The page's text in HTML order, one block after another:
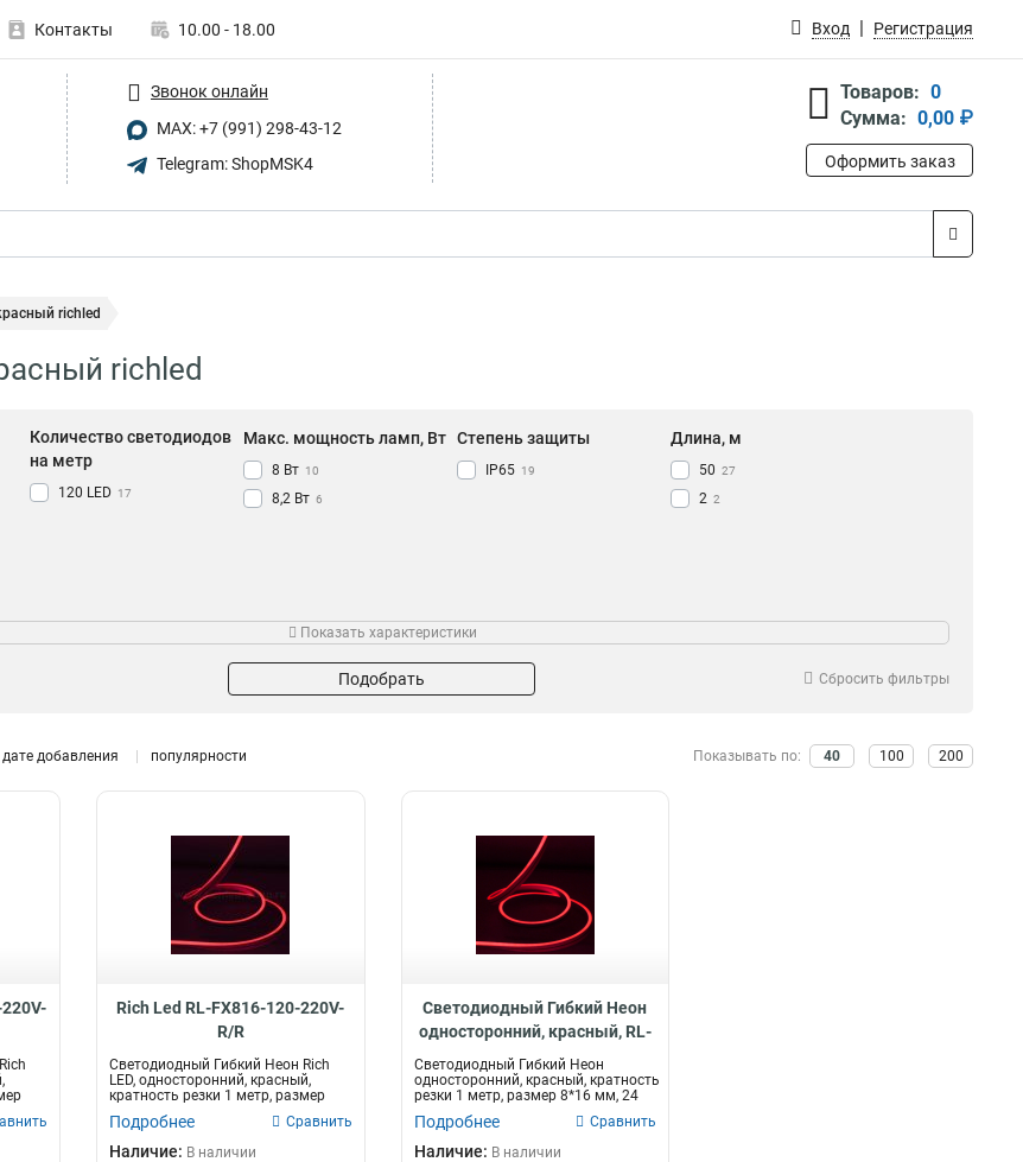
Контакты 10.00 - 18.00 Вход Регистрация
Звонок онлайн
MAX: +7 (991) 298-43-12
Telegram: ShopMSK4
Товаров: 0
Сумма: 0,00 ₽
Оформить заказ
richled
richled
Количество светодиодов
на метр
120 LED 17
Макс. мощность ламп, Вт
8 Вт 10
8,2 Вт 6
Степень защиты
IP65 19
Длина, м
50 27
2 2
17 Светодиодная лента 18 От сети 220В 12
Показать характеристики
Подобрать Сбросить фильтры
дате добавления популярности Показывать по: 40 100 200
Rich Led RL-FX816-120-220V-
R/R
Светодиодный Гибкий Неон Rich
LED, односторонний, красный,
кратность резки 1 метр, размер
Подробнее Сравнить
Наличие: В наличии
Светодиодный Гибкий Неон
односторонний, красный, RL-
FX816-120-24V-R/R
Светодиодный Гибкий Неон
односторонний, красный, кратность
резки 1 метр, размер 8*16 мм, 24
Подробнее Сравнить
Наличие: В наличии